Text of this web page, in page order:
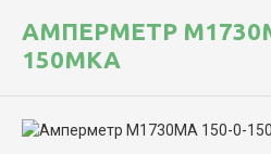
АМПЕРМЕТР
150МКА